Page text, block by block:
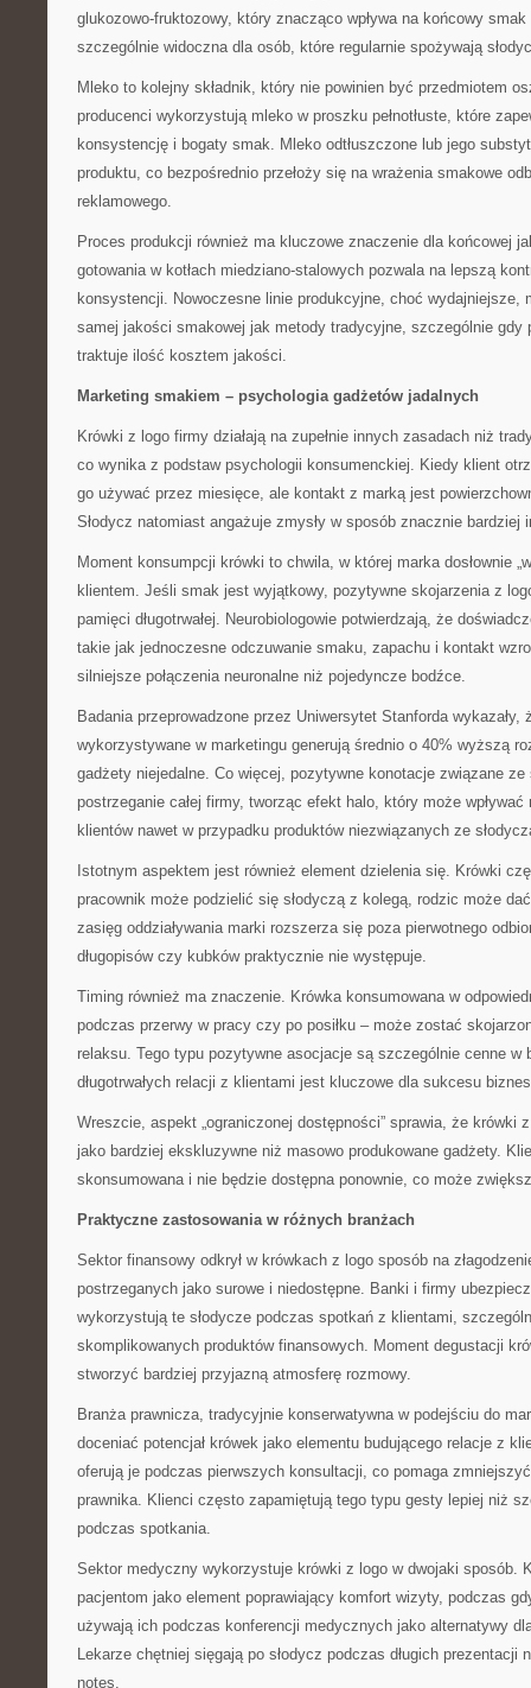
glukozowo-fruktozowy, który znacząco wpływa na końcowy
szczególnie widoczna dla osób, które regularnie spożywają
Mleko to kolejny składnik, który nie powinien być przedmiotem
producenci wykorzystują mleko w proszku pełnotłuste, które
konsystencję i bogaty smak. Mleko odtłuszczone lub jego
produktu, co bezpośrednio przełoży się na wrażenia smakowe
reklamowego.
Proces produkcji również ma kluczowe znaczenie dla końcowej
gotowania w kotłach miedziano-stalowych pozwala na lepszą
konsystencji. Nowoczesne linie produkcyjne, choć wydajniejsze,
samej jakości smakowej jak metody tradycyjne, szczególnie gdy
traktuje ilość kosztem jakości.
Marketing smakiem – psychologia gadżetów jadalnych
Krówki z logo firmy działają na zupełnie innych zasadach niż
co wynika z podstaw psychologii konsumenckiej. Kiedy klient
go używać przez miesięce, ale kontakt z marką jest
Słodycz natomiast angażuje zmysły w sposób znacznie bardziej
Moment konsumpcji krówki to chwila, w której marka dosłownie
klientem. Jeśli smak jest wyjątkowy, pozytywne skojarzenia z
pamięci długotrwałej. Neurobiologowie potwierdzają, że
takie jak jednoczesne odczuwanie smaku, zapachu i kontakt
silniejsze połączenia neuronalne niż pojedyncze bodźce.
Badania przeprowadzone przez Uniwersytet Stanforda wykazały,
wykorzystywane w marketingu generują średnio o 40% wyższą
gadżety niejedalne. Co więcej, pozytywne konotacje związane
postrzeganie całej firmy, tworząc efekt halo, który może
klientów nawet w przypadku produktów niezwiązanych ze
Istotnym aspektem jest również element dzielenia się. Krówki
pracownik może podzielić się słodyczą z kolegą, rodzic może
zasięg oddziaływania marki rozszerza się poza pierwotnego
długopisów czy kubków praktycznie nie występuje.
Timing również ma znaczenie. Krówka konsumowana w
podczas przerwy w pracy czy po posiłku – może zostać
relaksu. Tego typu pozytywne asocjacje są szczególnie cenne w
długotrwałych relacji z klientami jest kluczowe dla sukcesu
Wreszcie, aspekt „ograniczonej dostępności” sprawia, że krówki
jako bardziej ekskluzywne niż masowo produkowane gadżety.
skonsumowana i nie będzie dostępna ponownie, co może
Praktyczne zastosowania w różnych branżach
Sektor finansowy odkrył w krówkach z logo sposób na
postrzeganych jako surowe i niedostępne. Banki i firmy
wykorzystują te słodycze podczas spotkań z klientami,
skomplikowanych produktów finansowych. Moment degustacji
stworzyć bardziej przyjazną atmosferę rozmowy.
Branża prawnicza, tradycyjnie konserwatywna w podejściu do
doceniać potencjał krówek jako elementu budującego relacje z
oferują je podczas pierwszych konsultacji, co pomaga
prawnika. Klienci często zapamiętują tego typu gesty lepiej niż
podczas spotkania.
Sektor medyczny wykorzystuje krówki z logo w dwojaki sposób.
pacjentom jako element poprawiający komfort wizyty, podczas
używają ich podczas konferencji medycznych jako alternatywy
Lekarze chętniej sięgają po słodycz podczas długich prezentacji
notes.